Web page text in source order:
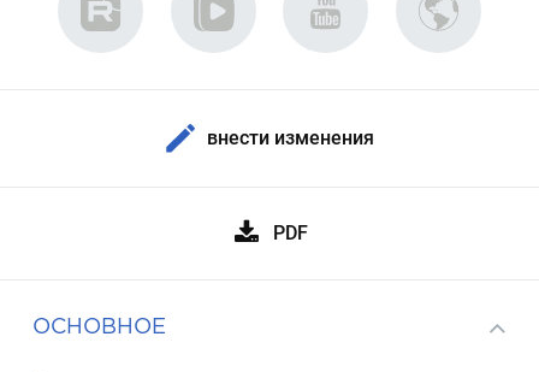
внести изменения
PDF
ОСНОВНОЕ